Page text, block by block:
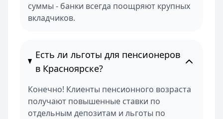
суммы - банки всегда поощряют крупных
вкладчиков.
Есть ли льготы для пенсионеров
в Красноярске?
Конечно! Клиенты пенсионного возраста
получают повышенные ставки по
отдельным депозитам и льготы по